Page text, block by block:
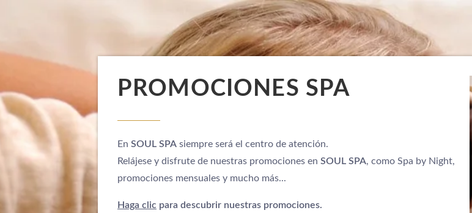
PROMOCIONES SPA
En SOUL SPA siempre será el centro de atención.
Relájese y disfrute de nuestras promociones en SOUL SPA, como Spa by Night,
promociones mensuales y mucho más...
Haga clic para descubrir nuestras promociones.